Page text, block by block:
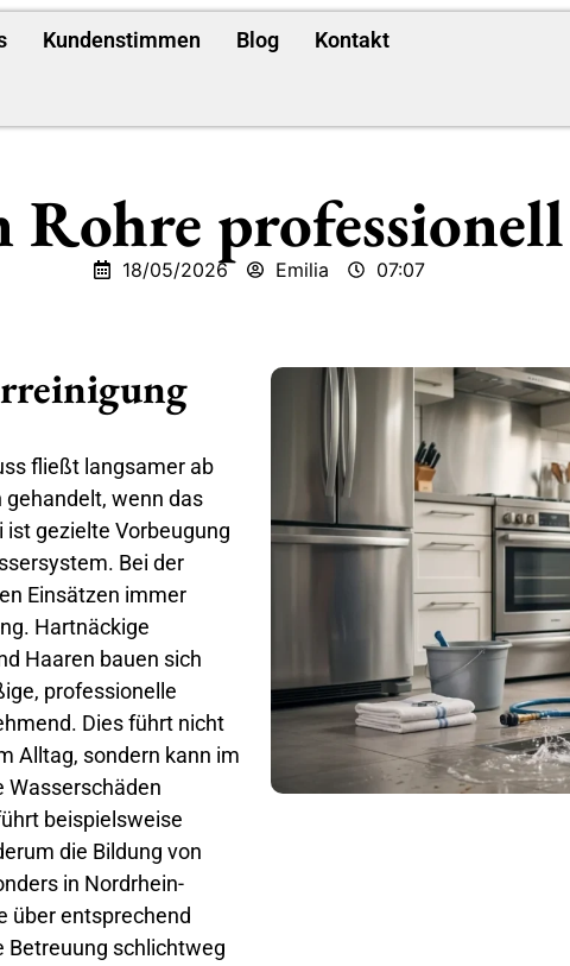
Kundenstimmen Blog Kontakt
professionell
18/05/2026 Emilia 07:07
fließt langsamer ab
gehandelt, wenn das
gezielte Vorbeugung
Bei der
Einsätzen immer
Hartnäckige
Haaren bauen sich
professionelle
Dies führt nicht
Alltag, sondern kann im
Wasserschäden
beispielsweise
die Bildung von
in Nordrhein-
über entsprechend
Betreuung schlichtweg